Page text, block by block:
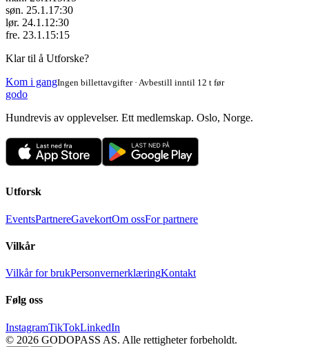
søn. 25.1.17:30
lør. 24.1.12:30
fre. 23.1.15:15
Klar til å Utforske?
Kom i gangIngen billettavgifter · Avbestill inntil 12 t før
godo
Hundrevis av opplevelser. Ett medlemskap. Oslo, Norge.
Utforsk
EventsPartnereGavekortOm ossFor partnere
Vilkår
Vilkår for brukPersonvernerklæringKontakt
Følg oss
InstagramTikTokLinkedIn
© 2026 GODOPASS AS. Alle rettigheter forbeholdt.